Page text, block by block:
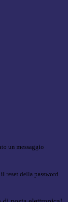
un messaggio
reset della password